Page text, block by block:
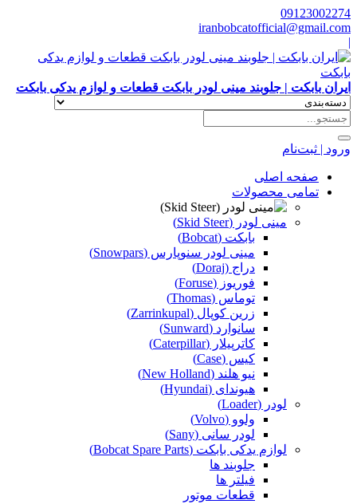
09123002274
iranbobcatofficial@gmail.com
|
ایران بابکت | جلوبند مینی لودر بابکت قطعات و لوازم یدکی بابکت
ورود | ثبت‌نام
صفحه اصلی
تمامی محصولات
مینی لودر (Skid Steer)
بابکت (Bobcat)
مینی لودر سنوپارس (Snowpars)
دراج (Doraj)
فوریوز (Foruse)
توماس (Thomas)
زرین کوپال (Zarrinkupal)
سانوارد (Sunward)
کاترپیلار (Caterpillar)
کیس (Case)
نیو هلند (New Holland)
هیوندای (Hyundai)
لودر (Loader)
ولوو (Volvo)
لودر سانی (Sany)
لوازم یدکی بابکت (Bobcat Spare Parts)
جلوبند ها
فیلتر ها
قطعات موتور